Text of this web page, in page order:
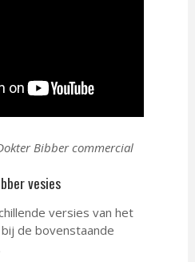
Bibber commercial
vesies
versies van het
de bovenstaande